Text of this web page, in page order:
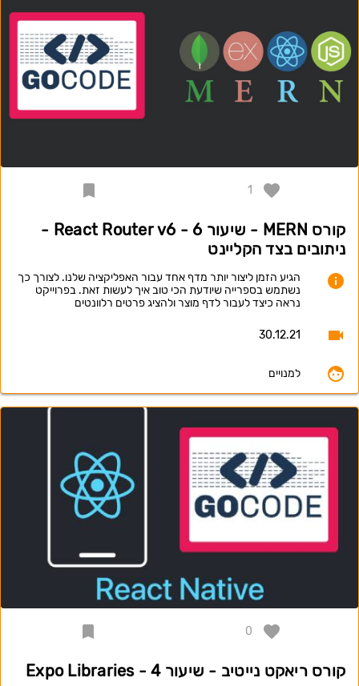
1
קורס MERN - שיעור 6 - React Router v6 -
ניתובים בצד הקליינט
הגיע הזמן ליצור יותר מדף אחד עבור האפליקציה שלנו. לצורך כך
נשתמש בספרייה שיודעת הכי טוב איך לעשות זאת. בפרוייקט
נראה כיצד לעבור לדף מוצר ולהציג פרטים רלוונטים
30.12.21
למנויים
0
קורס ריאקט נייטיב - שיעור 4 - Expo Libraries